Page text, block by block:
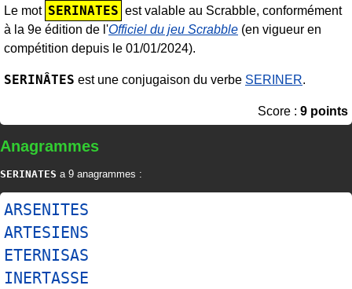
Le mot SERINATES est valable au Scrabble, conformément
à la 9e édition de l'Officiel du jeu Scrabble (en vigueur en
compétition depuis le 01/01/2024).
SERINÂTES est une conjugaison du verbe SERINER.
Score : 9 points
Anagrammes
SERINATES a 9 anagrammes :
ARSENITES
ARTESIENS
ETERNISAS
INERTASSE